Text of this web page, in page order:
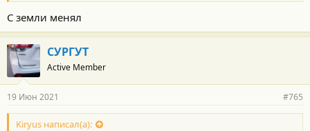
С земли менял
СУРГУТ
Active Member
19 Июн 2021 #765
Kiryus написал(а):